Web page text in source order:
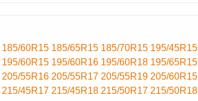
185/60R15 185/65R15 185/70R15 195/45R15
195/60R15 195/60R16 195/60R18 195/65R15
205/55R16 205/55R17 205/55R19 205/60R15
215/45R17 215/45R18 215/50R17 215/50R18